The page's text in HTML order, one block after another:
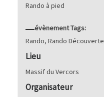
Rando à pied
évènement Tags:
Rando,Rando Découverte
Lieu
Massif du Vercors
Organisateur